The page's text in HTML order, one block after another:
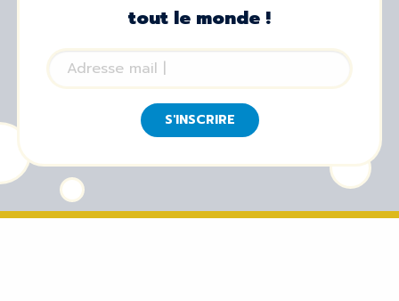
tout le monde !
S'INSCRIRE